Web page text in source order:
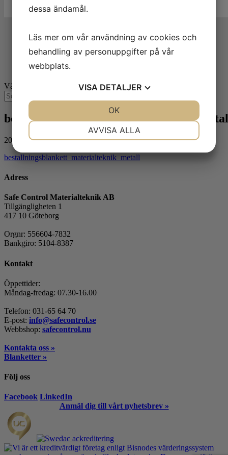
Tjänster
Branscher
Om oss
Välj en sida
2023-08-10
bestallningsblankett_materialteknik_metall
Adress
Safe Control Materialteknik AB
Tillgängligheten 1
417 10 Göteborg
Orgnr: 556604-7832
Bankgiro: 5104-8387
Kontakt
Öppettider:
Måndag-fredag: 07.30-16.00
Telefon: 031-65 64 70
E-post: info@safecontrol.se
Webbshop: safecontrol.nu
Kontakta oss »
Blanketter »
Följ oss
Facebook LinkedIn
Anmäl dig till vårt nyhetsbrev »
dessa ändamål.
Läs mer om vår användning av cookies och
behandling av personuppgifter på vår
webbplats.
VISA DETALJER
MARKNADSFÖRING STATISTIK
AVVISA ALLA
OK